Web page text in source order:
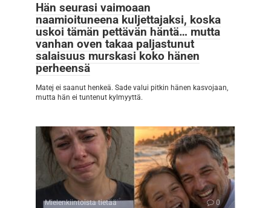
Hän seurasi vaimoaan
naamioituneena kuljettajaksi, koska
uskoi tämän pettävän häntä… mutta
vanhan oven takaa paljastunut
salaisuus murskasi koko hänen
perheensä
Matej ei saanut henkeä. Sade valui pitkin hänen kasvojaan,
mutta hän ei tuntenut kylmyyttä.
Mielenkiintoista tietää 0